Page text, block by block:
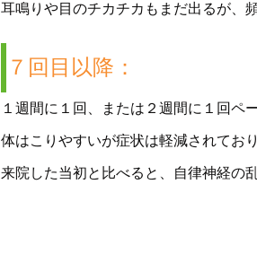
耳鳴りや目のチカチカもまだ出るが、
７回目以降：
１週間に１回、または２週間に１回ペ
体はこりやすいが症状は軽減されてお
来院した当初と比べると、自律神経の